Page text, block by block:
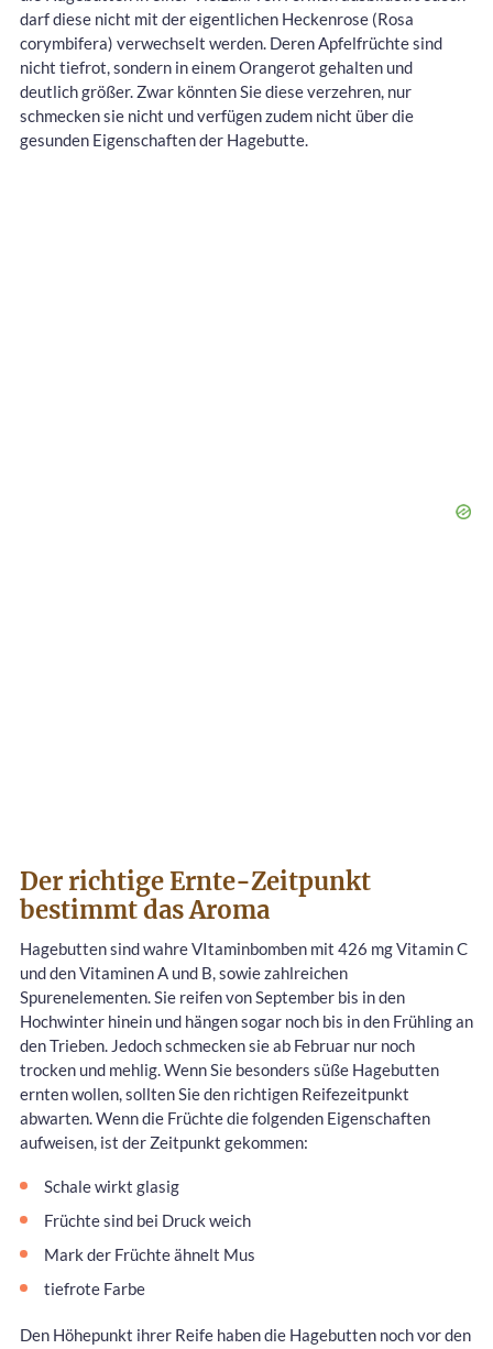
darf diese nicht mit der eigentlichen Heckenrose (Rosa
corymbifera) verwechselt werden. Deren Apfelfrüchte sind
nicht tiefrot, sondern in einem Orangerot gehalten und
deutlich größer. Zwar könnten Sie diese verzehren, nur
schmecken sie nicht und verfügen zudem nicht über die
gesunden Eigenschaften der Hagebutte.
Der richtige Ernte-Zeitpunkt
bestimmt das Aroma
Hagebutten sind wahre VItaminbomben mit 426 mg Vitamin C
und den Vitaminen A und B, sowie zahlreichen
Spurenelementen. Sie reifen von September bis in den
Hochwinter hinein und hängen sogar noch bis in den Frühling an
den Trieben. Jedoch schmecken sie ab Februar nur noch
trocken und mehlig. Wenn Sie besonders süße Hagebutten
ernten wollen, sollten Sie den richtigen Reifezeitpunkt
abwarten. Wenn die Früchte die folgenden Eigenschaften
aufweisen, ist der Zeitpunkt gekommen:
Schale wirkt glasig
Früchte sind bei Druck weich
Mark der Früchte ähnelt Mus
tiefrote Farbe
Den Höhepunkt ihrer Reife haben die Hagebutten noch vor den